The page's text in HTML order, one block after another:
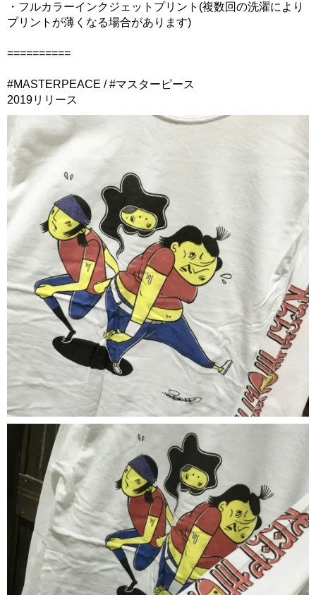
・フルカラーインクジェットプリント(複数回の洗濯により
プリントが薄くなる場合があります)
==========
#MASTERPEACE / #マスターピース
2019リリース